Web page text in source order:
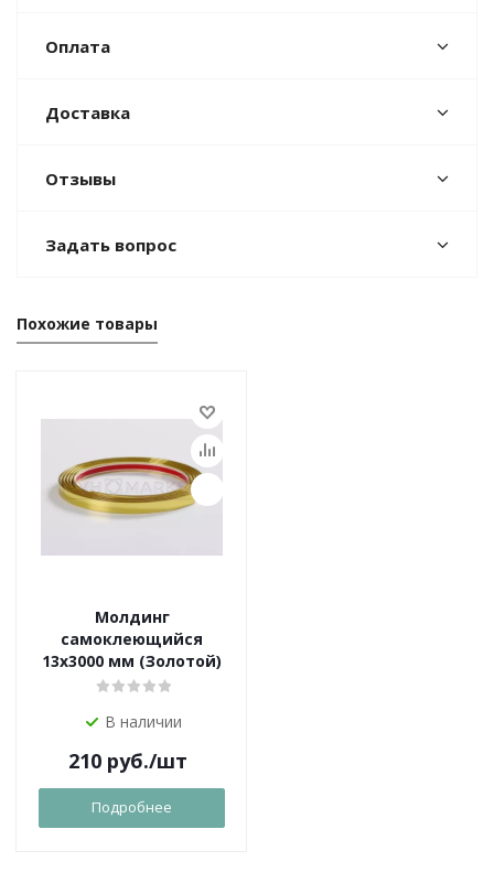
Оплата
Доставка
Отзывы
Задать вопрос
Похожие товары
Молдинг
самоклеющийся
13х3000 мм (Золотой)
В наличии
210 руб./шт
Подробнее